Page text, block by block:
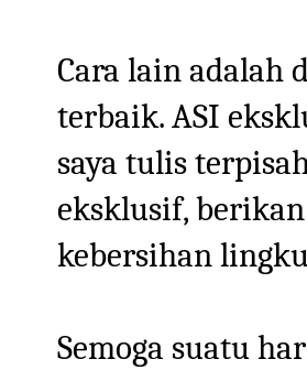
Cara lain adalah
terbaik. ASI
saya tulis
eksklusif,
kebersihan
Semoga suatu